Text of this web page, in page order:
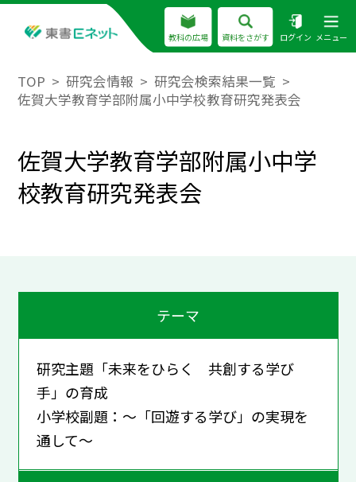
教科の広場 資料をさがす ログイン メニュー
TOP 研究会情報
研究会検索結果一覧
佐賀大学教育学部附属小中学校教育研究発表会
佐賀大学教育学部附属小中学
校教育研究発表会
テーマ
研究主題「未来をひらく 共創する学び
手」の育成
小学校副題：～「回遊する学び」の実現を
通して～